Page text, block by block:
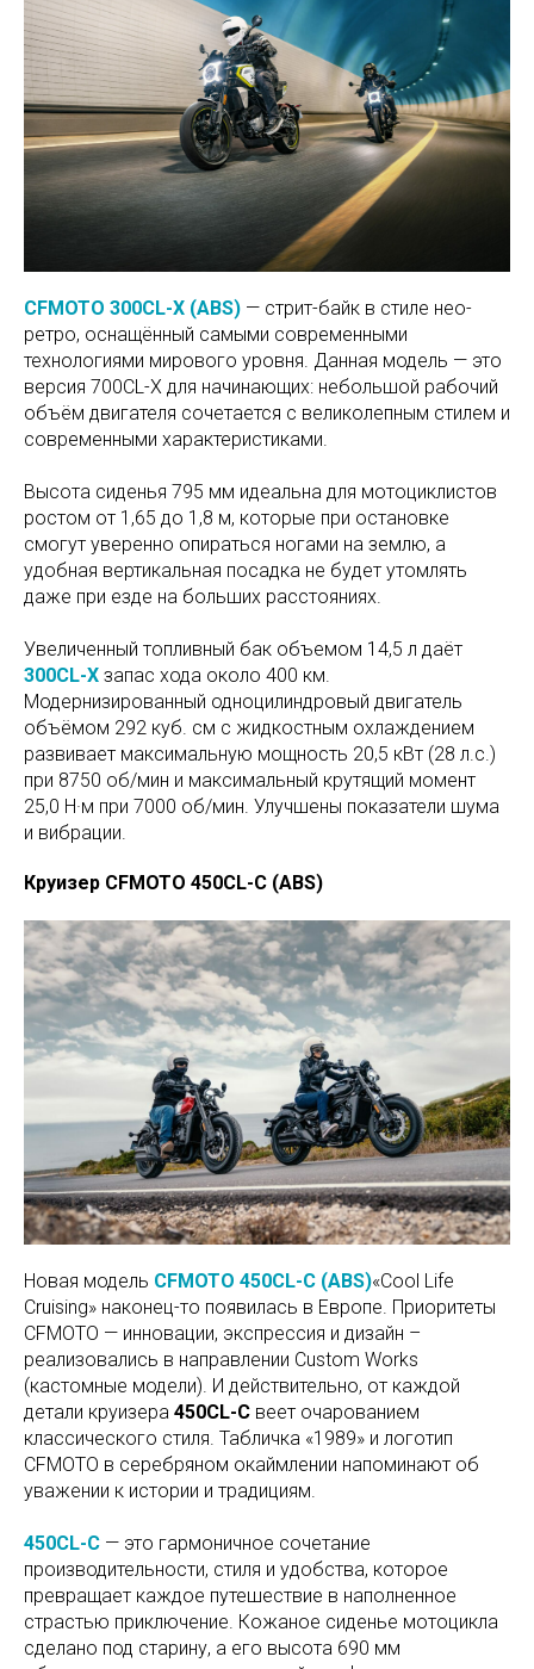
CFMOTO 300CL-X (ABS) — стрит-байк в стиле нео-
ретро, оснащённый самыми современными
технологиями мирового уровня. Данная модель — это
версия 700CL-X для начинающих: небольшой рабочий
объём двигателя сочетается с великолепным стилем и
современными характеристиками.
Высота сиденья 795 мм идеальна для мотоциклистов
ростом от 1,65 до 1,8 м, которые при остановке
смогут уверенно опираться ногами на землю, а
удобная вертикальная посадка не будет утомлять
даже при езде на больших расстояниях.
Увеличенный топливный бак объемом 14,5 л даёт
300CL-X запас хода около 400 км.
Модернизированный одноцилиндровый двигатель
объёмом 292 куб. см с жидкостным охлаждением
развивает максимальную мощность 20,5 кВт (28 л.с.)
при 8750 об/мин и максимальный крутящий момент
25,0 Н·м при 7000 об/мин. Улучшены показатели шума
и вибрации.
Круизер CFMOTO 450CL-C (ABS)
Новая модель CFMOTO 450CL-C (ABS)«Cool Life
Cruising» наконец-то появилась в Европе. Приоритеты
CFMOTO — инновации, экспрессия и дизайн –
реализовались в направлении Custom Works
(кастомные модели). И действительно, от каждой
детали круизера 450CL-C веет очарованием
классического стиля. Табличка «1989» и логотип
CFMOTO в серебряном окаймлении напоминают об
уважении к истории и традициям.
450CL-C — это гармоничное сочетание
производительности, стиля и удобства, которое
превращает каждое путешествие в наполненное
страстью приключение. Кожаное сиденье мотоцикла
сделано под старину, а его высота 690 мм